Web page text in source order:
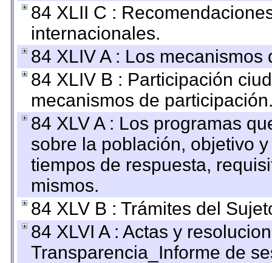
84 XLII C :
internacionales.
84 XLIV A : Los
84 XLIV B : Participación
mecanismos de
84 XLV A : Los programas
sobre la población, objetivo
tiempos de respuesta,
mismos.
84 XLV B : Trámites del
84 XLVI A : Actas y
Transparencia_Informe de